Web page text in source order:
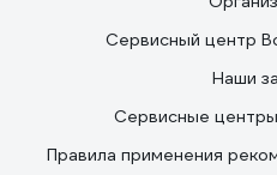
Сервисный центр
Наши
Сервисные
Правила применения